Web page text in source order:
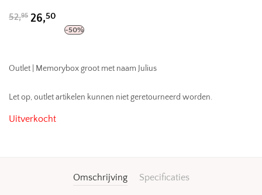
52,95 Oorspronkelijke
prijs
26,50
prijs
-50%
Outlet | Memorybox groot met naam Julius
Let op, outlet artikelen kunnen niet geretourneerd worden.
Uitverkocht
Omschrijving Specificaties